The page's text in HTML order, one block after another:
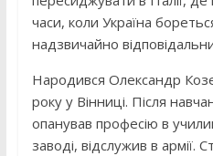
часи, коли Україна
надзвичайно
Народився Олександр
року у Вінниці. Після
опанував професію в
заводі, відслужив в армії.